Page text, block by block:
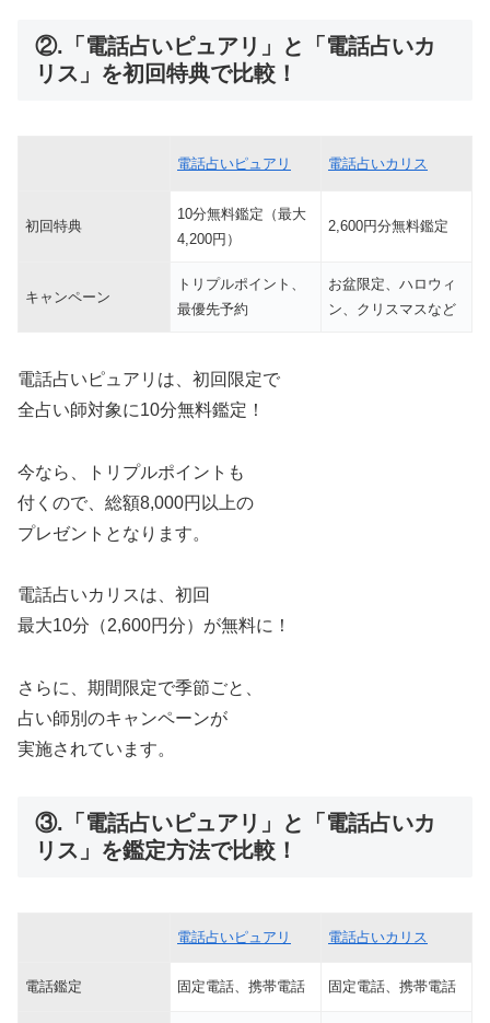
②.「電話占いピュアリ」と「電話占いカ
リス」を初回特典で比較！
電話占いピュアリ 電話占いカリス
初回特典
10分無料鑑定（最大
4,200円）
2,600円分無料鑑定
キャンペーン
トリプルポイント、
最優先予約
お盆限定、ハロウィ
ン、クリスマスなど
電話占いピュアリは、初回限定で
全占い師対象に10分無料鑑定！
今なら、トリプルポイントも
付くので、総額8,000円以上の
プレゼントとなります。
電話占いカリスは、初回
最大10分（2,600円分）が無料に！
さらに、期間限定で季節ごと、
占い師別のキャンペーンが
実施されています。
③.「電話占いピュアリ」と「電話占いカ
リス」を鑑定方法で比較！
電話占いピュアリ 電話占いカリス
電話鑑定 固定電話、携帯電話 固定電話、携帯電話